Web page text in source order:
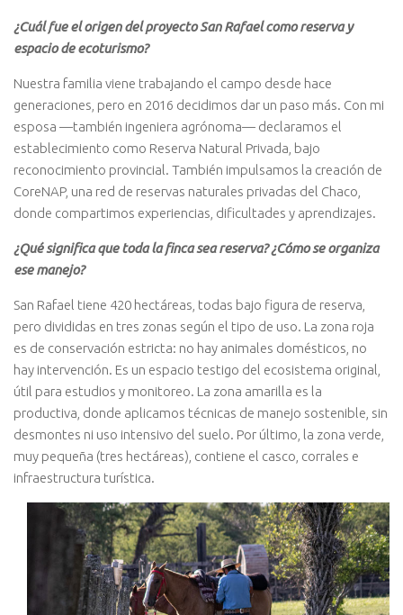
¿Cuál fue el origen del proyecto San Rafael como reserva y
espacio de ecoturismo?
Nuestra familia viene trabajando el campo desde hace
generaciones, pero en 2016 decidimos dar un paso más. Con mi
esposa —también ingeniera agrónoma— declaramos el
establecimiento como Reserva Natural Privada, bajo
reconocimiento provincial. También impulsamos la creación de
CoreNAP, una red de reservas naturales privadas del Chaco,
donde compartimos experiencias, dificultades y aprendizajes.
¿Qué significa que toda la finca sea reserva? ¿Cómo se organiza
ese manejo?
San Rafael tiene 420 hectáreas, todas bajo figura de reserva,
pero divididas en tres zonas según el tipo de uso. La zona roja
es de conservación estricta: no hay animales domésticos, no
hay intervención. Es un espacio testigo del ecosistema original,
útil para estudios y monitoreo. La zona amarilla es la
productiva, donde aplicamos técnicas de manejo sostenible, sin
desmontes ni uso intensivo del suelo. Por último, la zona verde,
muy pequeña (tres hectáreas), contiene el casco, corrales e
infraestructura turística.